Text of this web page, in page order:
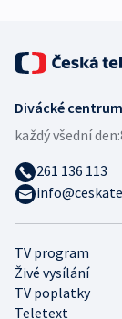
TV program
Živé vysílání
TV poplatky
Teletext
Divácké centrum
každý všední den:
261 136 113